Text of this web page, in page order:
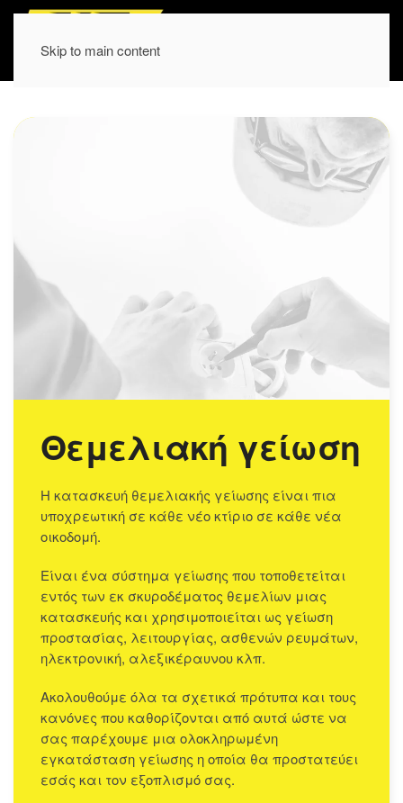
Skip to main content
Θεμελιακή γείωση
Η κατασκευή θεμελιακής γείωσης είναι πια
υποχρεωτική σε κάθε νέο κτίριο σε κάθε νέα
οικοδομή.
Είναι ένα σύστημα γείωσης που τοποθετείται
εντός των εκ σκυροδέματος θεμελίων μιας
κατασκευής και χρησιμοποιείται ως γείωση
προστασίας, λειτουργίας, ασθενών ρευμάτων,
ηλεκτρονική, αλεξικέραυνου κλπ.
Ακολουθούμε όλα τα σχετικά πρότυπα και τους
κανόνες που καθορίζονται από αυτά ώστε να
σας παρέχουμε μια ολοκληρωμένη
εγκατάσταση γείωσης η οποία θα προστατεύει
εσάς και τον εξοπλισμό σας.